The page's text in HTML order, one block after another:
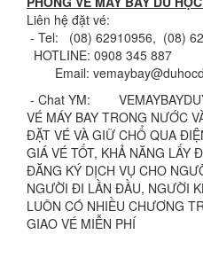
Liên hệ đặt vé:
- Tel: (08) 62910956, (08)
HOTLINE: 0908 345 887
Email:
- Chat YM:
VÉ MÁY BAY TRONG NƯỚC
ÐẶT VÉ VÀ GIỮ CHỔ QUA
GIÁ VÉ TỐT, KHẢ NĂNG LẤY
ÐĂNG KÝ DỊCH VỤ CHO
NGƯỜI ÐI LẦN ÐẦU, NGƯỜI
LUÔN CÓ NHIỀU CHƯƠNG
GIAO VÉ MIỄN PHÍ